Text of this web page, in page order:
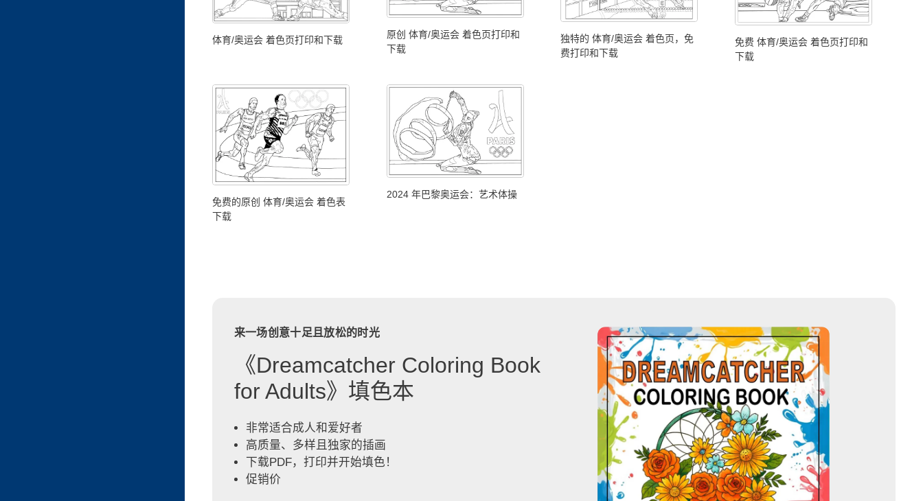
体育/奥运会 着色页打印和下载
原创 体育/奥运会 着色页打印和
下载
独特的 体育/奥运会 着色页，免
费打印和下载
免费 体育/奥运会 着色页打印和
下载
免费的原创 体育/奥运会 着色表
下载
2024 年巴黎奥运会：艺术体操
来一场创意十足且放松的时光
《Dreamcatcher Coloring Book
for Adults》填色本
非常适合成人和爱好者
高质量、多样且独家的插画
下载PDF，打印并开始填色！
促销价